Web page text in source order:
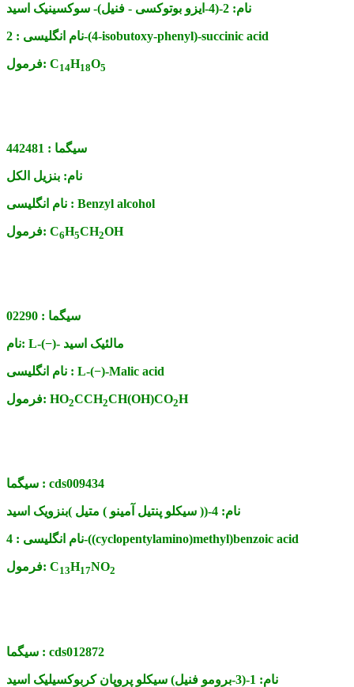
نام: 2-(4-ایزو بوتوکسی - فنیل)- سوکسینیک اسید
نام انگلیسی : 2-(4-isobutoxy-phenyl)-succinic acid
فرمول: C14H18O5
سیگما : 442481
نام: بنزیل الکل
نام انگلیسی : Benzyl alcohol
فرمول: C6H5CH2OH
سیگما : 02290
نام: L-(−)- مالئیک اسید
نام انگلیسی : L-(−)-Malic acid
فرمول: HO2CCH2CH(OH)CO2H
سیگما : cds009434
نام: 4-(( سیکلو پنتیل آمینو ) متیل )بنزویک اسید
نام انگلیسی :4-((cyclopentylamino)methyl)benzoic acid
فرمول: C13H17NO2
سیگما : cds012872
نام: 1-(3-برومو فنیل) سیکلو پروپان کربوکسیلیک اسید